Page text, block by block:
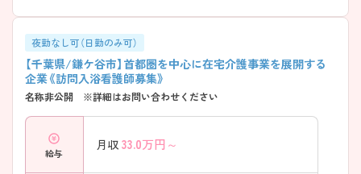
夜勤なし可（日勤のみ可）
【千葉県/鎌ケ谷市】首都圏を中心に在宅介護事業を展開する
企業《訪問入浴看護師募集》
名称非公開 ※詳細はお問い合わせください
給与
月収 33.0万円～